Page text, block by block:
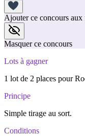
Ajouter ce concours aux
Masquer ce concours
Lots à gagner
1 lot de 2 places pour
Principe
Simple tirage au sort.
Conditions